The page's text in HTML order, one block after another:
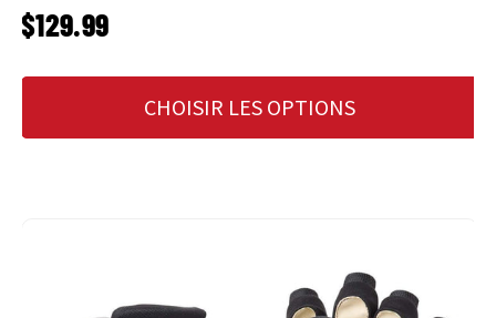
PRIX HABITUEL
$129.99
CHOISIR LES OPTIONS